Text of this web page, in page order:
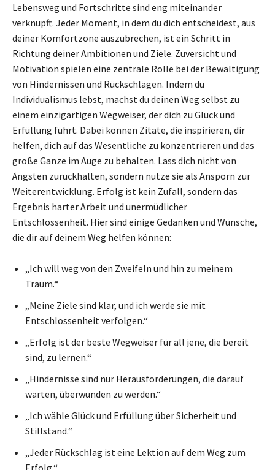
Lebensweg und Fortschritte sind eng miteinander
verknüpft. Jeder Moment, in dem du dich entscheidest, aus
deiner Komfortzone auszubrechen, ist ein Schritt in
Richtung deiner Ambitionen und Ziele. Zuversicht und
Motivation spielen eine zentrale Rolle bei der Bewältigung
von Hindernissen und Rückschlägen. Indem du
Individualismus lebst, machst du deinen Weg selbst zu
einem einzigartigen Wegweiser, der dich zu Glück und
Erfüllung führt. Dabei können Zitate, die inspirieren, dir
helfen, dich auf das Wesentliche zu konzentrieren und das
große Ganze im Auge zu behalten. Lass dich nicht von
Ängsten zurückhalten, sondern nutze sie als Ansporn zur
Weiterentwicklung. Erfolg ist kein Zufall, sondern das
Ergebnis harter Arbeit und unermüdlicher
Entschlossenheit. Hier sind einige Gedanken und Wünsche,
die dir auf deinem Weg helfen können:
„Ich will weg von den Zweifeln und hin zu meinem
Traum.“
„Meine Ziele sind klar, und ich werde sie mit
Entschlossenheit verfolgen.“
„Erfolg ist der beste Wegweiser für all jene, die bereit
sind, zu lernen.“
„Hindernisse sind nur Herausforderungen, die darauf
warten, überwunden zu werden.“
„Ich wähle Glück und Erfüllung über Sicherheit und
Stillstand.“
„Jeder Rückschlag ist eine Lektion auf dem Weg zum
Erfolg.“